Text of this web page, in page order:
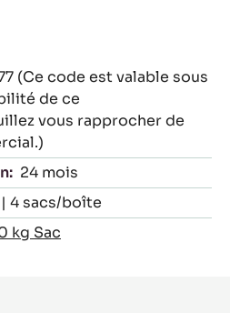
(Ce code est valable sous
de ce
vous rapprocher de
24 mois
4 sacs/boîte
kg Sac